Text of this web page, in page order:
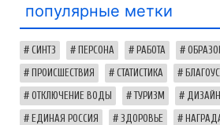
популярные метки
СИНТЗ ПЕРСОНА РАБОТА
ПРОИСШЕСТВИЯ СТАТИСТИКА
ОТКЛЮЧЕНИЕ ВОДЫ ТУРИЗМ
ЕДИНАЯ РОССИЯ ЗДОРОВЬЕ